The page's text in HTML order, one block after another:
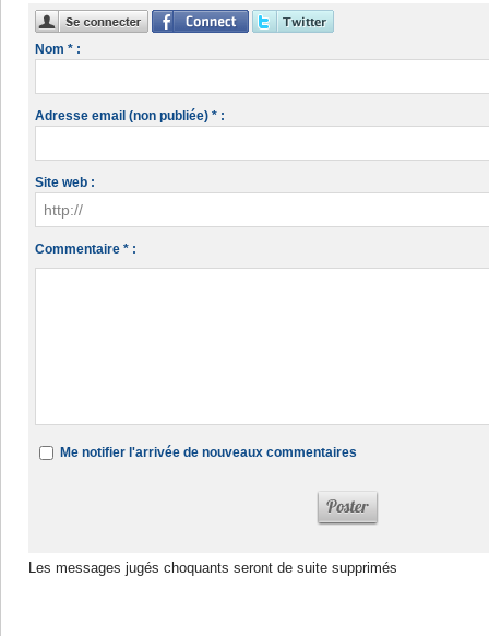
Nom * :
Adresse email (non publiée) * :
Site web :
Commentaire * :
Me notifier l'arrivée de nouveaux commentaires
Les messages jugés choquants seront de suite supprimés